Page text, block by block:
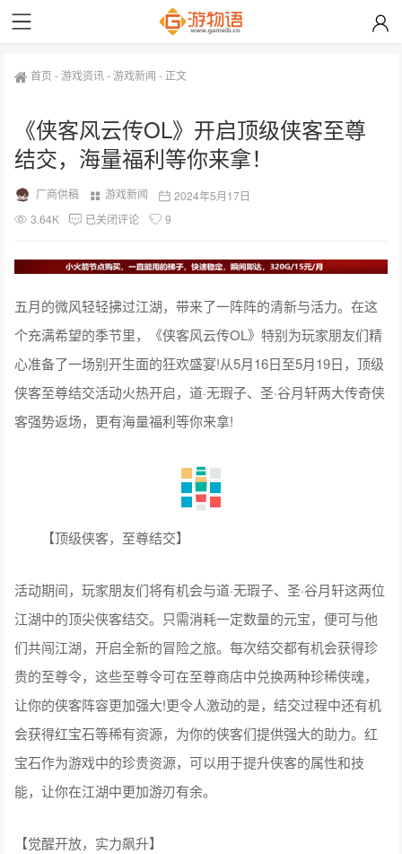
首页 -游戏资讯-游戏新闻 - 正文
《侠客风云传OL》开启顶级侠客至尊
结交，海量福利等你来拿！
厂商供稿 游戏新闻
2024年5月17日
3.64K
已关闭评论 9
五月的微风轻轻拂过江湖，带来了一阵阵的清新与活力。在这
个充满希望的季节里，《侠客风云传OL》特别为玩家朋友们精
心准备了一场别开生面的狂欢盛宴!从5月16日至5月19日，顶级
侠客至尊结交活动火热开启，道·无瑕子、圣·谷月轩两大传奇侠
客强势返场，更有海量福利等你来拿!
【顶级侠客，至尊结交】
活动期间，玩家朋友们将有机会与道·无瑕子、圣·谷月轩这两位
江湖中的顶尖侠客结交。只需消耗一定数量的元宝，便可与他
们共闯江湖，开启全新的冒险之旅。每次结交都有机会获得珍
贵的至尊令，这些至尊令可在至尊商店中兑换两种珍稀侠魂，
让你的侠客阵容更加强大!更令人激动的是，结交过程中还有机
会获得红宝石等稀有资源，为你的侠客们提供强大的助力。红
宝石作为游戏中的珍贵资源，可以用于提升侠客的属性和技
能，让你在江湖中更加游刃有余。
【觉醒开放，实力飙升】